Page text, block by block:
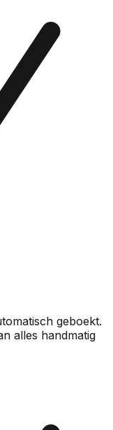
geboekt.
alles handmatig